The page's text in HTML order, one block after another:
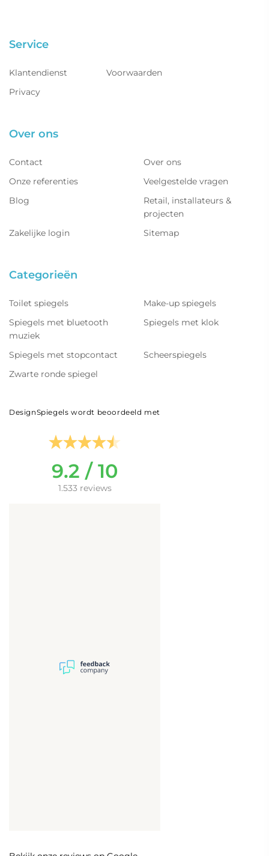
Service
Klantendienst
Voorwaarden
Privacy
Over ons
Contact
Over ons
Onze referenties
Veelgestelde vragen
Blog
Retail, installateurs &
projecten
Zakelijke login
Sitemap
Categorieën
Toilet spiegels
Make-up spiegels
Spiegels met bluetooth
muziek
Spiegels met klok
Spiegels met stopcontact
Scheerspiegels
Zwarte ronde spiegel
DesignSpiegels wordt beoordeeld met
9.2 / 10
1.533 reviews